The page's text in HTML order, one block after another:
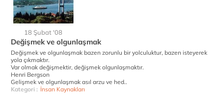
18 Şubat '08
Değişmek ve olgunlaşmak
Değişmek ve olgunlaşmak bazen zorunlu bir yolculuktur, bazen isteyerek
yola çıkmaktır.
Var olmak değişmektir, değişmek olgunlaşmaktır.
Henri Bergson
Gelişmek ve olgunlaşmak asıl arzu ve hed..
Kategori : İnsan Kaynakları